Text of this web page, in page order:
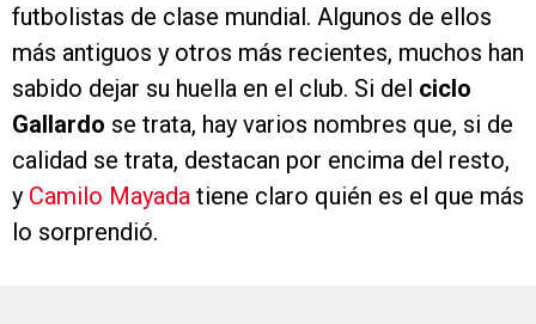
futbolistas de clase mundial. Algunos de ellos
más antiguos y otros más recientes, muchos han
sabido dejar su huella en el club. Si del ciclo
Gallardo se trata, hay varios nombres que, si de
calidad se trata, destacan por encima del resto,
y Camilo Mayada tiene claro quién es el que más
lo sorprendió.